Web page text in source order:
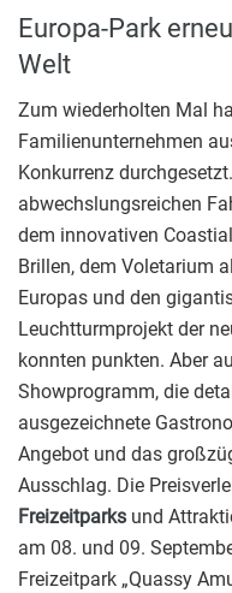
Europa-Park
Welt
Zum wiederholten Mal
Familienunternehmen
Konkurrenz
abwechslungsreichen
dem innovativen
Brillen, dem Voletarium
Europas und den
Leuchtturmprojekt der
konnten punkten. Aber
Showprogramm, die
ausgezeichnete
Angebot und das
Ausschlag. Die
Freizeitparks und
am 08. und 09.
Freizeitpark „Quassy